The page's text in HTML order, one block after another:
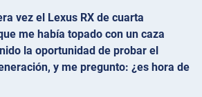
vez el Lexus RX de cuarta
me había topado con un caza
la oportunidad de probar el
y me pregunto: ¿es hora de